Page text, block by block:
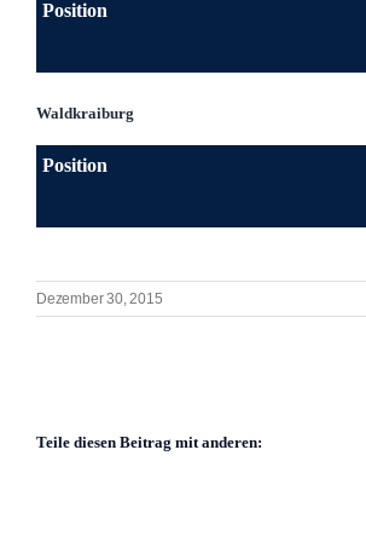
Position
Waldkraiburg
Position
Dezember 30, 2015
Teile diesen Beitrag mit anderen: